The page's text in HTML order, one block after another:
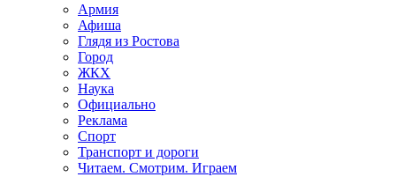
Армия
Афиша
Глядя из Ростова
Город
ЖКХ
Наука
Официально
Реклама
Спорт
Транспорт и дороги
Читаем. Смотрим. Играем